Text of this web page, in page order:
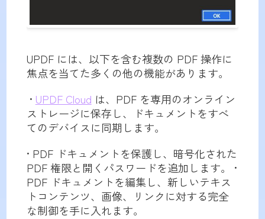
UPDF には、以下を含む複数の PDF 操作に
焦点を当てた多くの他の機能があります。
• UPDF Cloud は、PDF を専用のオンライン
ストレージに保存し、ドキュメントをすべ
てのデバイスに同期します。
• PDF ドキュメントを保護し、暗号化された
PDF 権限と開くパスワードを追加します。 •
PDF ドキュメントを編集し、新しいテキス
トコンテンツ、画像、リンクに対する完全
な制御を手に入れます。